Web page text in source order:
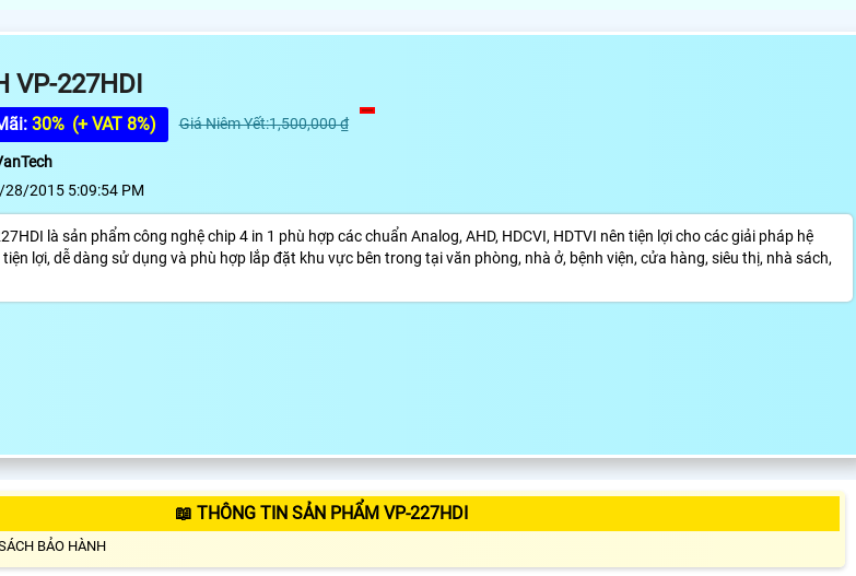
VP-227HDI
30% (+ VAT 8%) Giá Niêm Yết:1,500,000 ₫
28/2015 5:09:54 PM
là sản phẩm công nghệ chip 4 in 1 phù hợp các chuẩn Analog, AHD, HDCVI, HDTVI nên tiện lợi cho các giải pháp hệ
lợi, dễ dàng sử dụng và phù hợp lắp đặt khu vực bên trong tại văn phòng, nhà ở, bệnh viện, cửa hàng, siêu thị, nhà sách,
📖 THÔNG TIN SẢN PHẨM VP-227HDI
BẢO HÀNH